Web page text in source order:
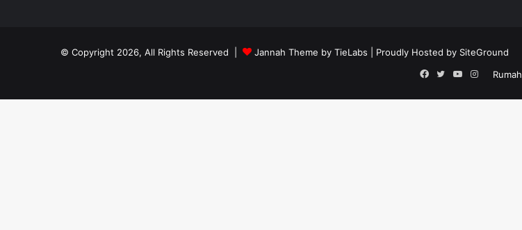
© Copyright 2026, All Rights Reserved | Jannah Theme by TieLabs | Proudly Hosted by SiteGround
Rumah
Facebook
TwitterYouTube
Instagram